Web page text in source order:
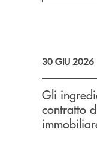
30 GIU 2026
Gli
contratto